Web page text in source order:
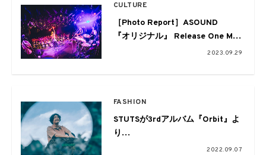
CULTURE
［Photo Report］ASOUND
『オリジナル』 Release One Man
2023.09.29
FASHION
STUTSが3rdアルバム『Orbit』よ
り
先行シングル「Voyage (feat.2022.09.07